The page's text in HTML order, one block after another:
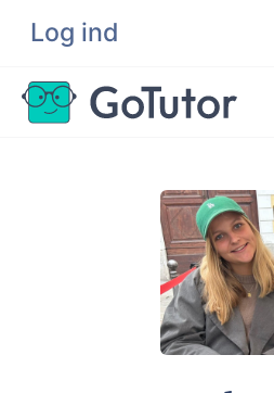
Log ind
Søg
Lektiehjælp
Eksamenshjælp
Hjælp til ordblinde
Kundeudtalelser
Undervisere